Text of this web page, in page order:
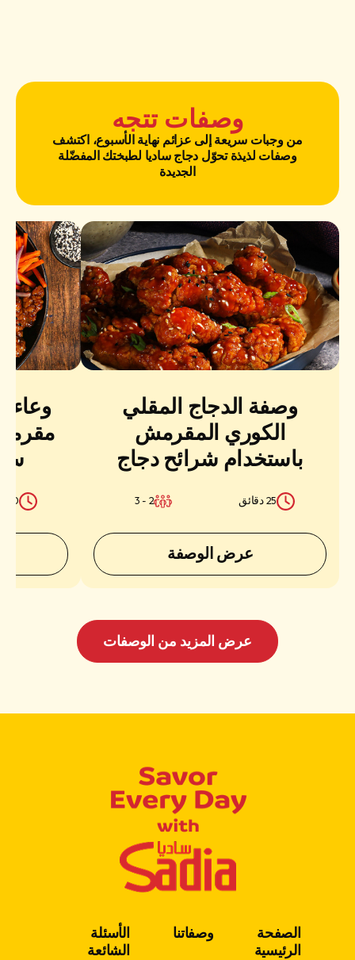
وصفات تتجه
من وجبات سريعة إلى عزائم نهاية الأسبوع، اكتشف
وصفات لذيذة تحوّل دجاج ساديا لطبختك المفضّلة
الجديدة
وصفة الدجاج المقلي
الكوري المقرمش
باستخدام شرائح دجاج
ساديا بروستد الكلاسيكية
25 دقائق 2 - 3
عرض الوصفة
30 دقائق
عرض المزيد من الوصفات
الصفحة
الرئيسية
وصفاتنا
الأسئلة
الشائعة